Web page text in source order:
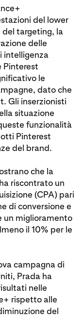
del lower
targeting, la
delle
intelligenza
Pinterest
le
dato che
Gli inserzionisti
situazione
funzionalità
Pinterest
del brand.
che la
riscontrato un
(CPA) pari
di conversione e
un miglioramento
il 10% per le
campagna di
Prada ha
nelle
rispetto alle
del